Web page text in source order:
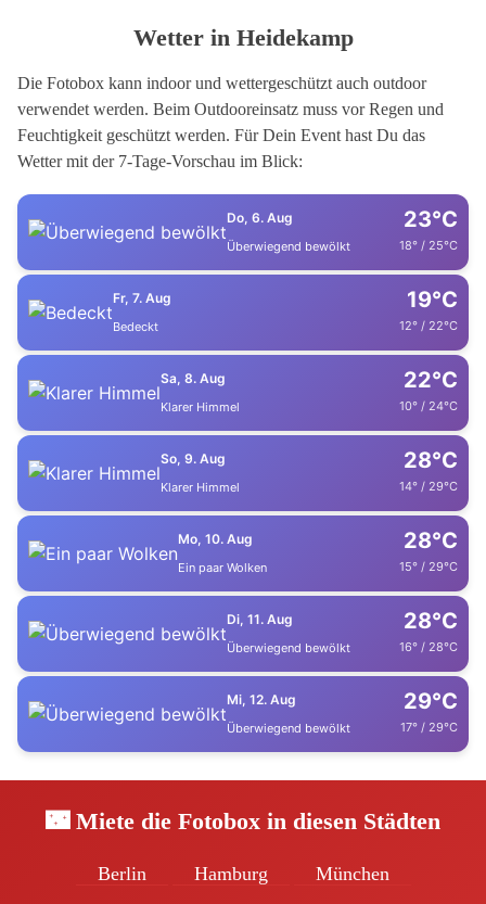
Wetter in Heidekamp
Die Fotobox kann indoor und wettergeschützt auch outdoor
verwendet werden. Beim Outdooreinsatz muss vor Regen und
Feuchtigkeit geschützt werden. Für Dein Event hast Du das
Wetter mit der 7-Tage-Vorschau im Blick:
Do, 6. Aug
Überwiegend bewölkt
23°C
18° / 25°C
Fr, 7. Aug
Bedeckt
19°C
12° / 22°C
Sa, 8. Aug
Klarer Himmel
22°C
10° / 24°C
So, 9. Aug
Klarer Himmel
28°C
14° / 29°C
Mo, 10. Aug
Ein paar Wolken
28°C
15° / 29°C
Di, 11. Aug
Überwiegend bewölkt
28°C
16° / 28°C
Mi, 12. Aug
Überwiegend bewölkt
29°C
17° / 29°C
🌃 Miete die Fotobox in diesen Städten
Berlin Hamburg
München